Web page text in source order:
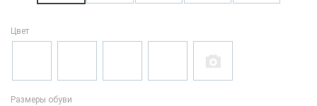
Цвет
Размеры обуви